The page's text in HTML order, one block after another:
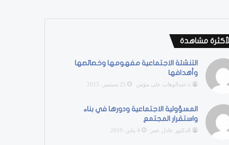
مشاهدة
التنشئة الاجتماعية مفهومها وخصائصها
وأهدافها
د/عبدالوهاب على مؤمن 25 سبتمبر، 2013
المسؤولية الاجتماعية ودورها في بناء
واستقرار المجتمع
الدكتور عادل عمر 4 يناير، 2019